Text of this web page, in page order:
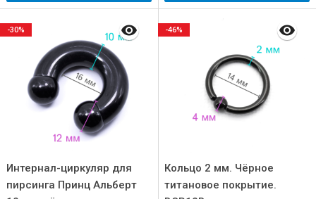
Интернал-циркуляр для
пирсинга Принц Альберт
-30%
Кольцо 2 мм. Чёрное
титановое покрытие.
-46%